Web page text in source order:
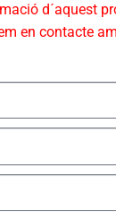
d´aquest
en contacte